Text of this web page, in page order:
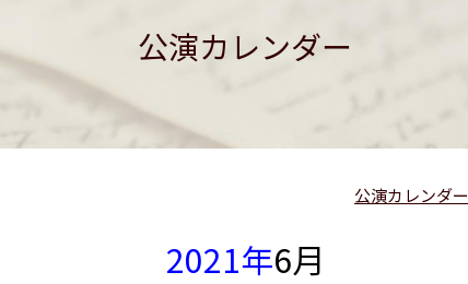
公演カレンダー
公演カレンダー
2021年6月